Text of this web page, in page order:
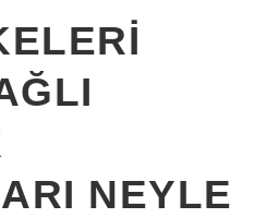
NEYLE